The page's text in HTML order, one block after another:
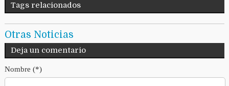
Tags relacionados
Otras Noticias
Deja un comentario
Nombre (*)